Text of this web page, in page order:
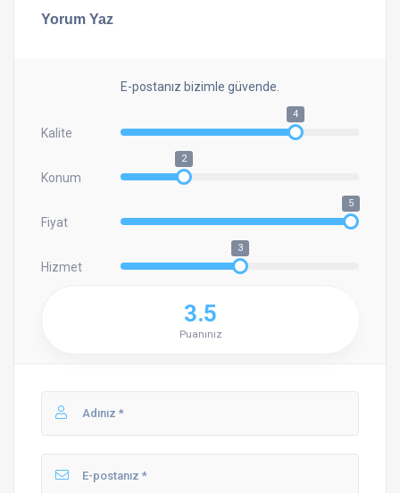
Yorum Yaz
E-postanız bizimle güvende.
Kalite
4
Konum
2
Fiyat
5
Hizmet
3
3.5
Puanınız